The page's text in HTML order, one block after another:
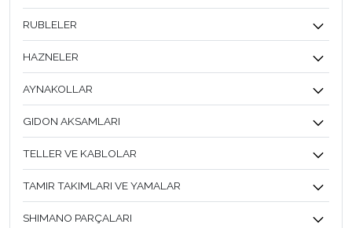
RUBLELER
HAZNELER
AYNAKOLLAR
GIDON AKSAMLARI
TELLER VE KABLOLAR
TAMIR TAKIMLARI VE YAMALAR
SHIMANO PARÇALARI